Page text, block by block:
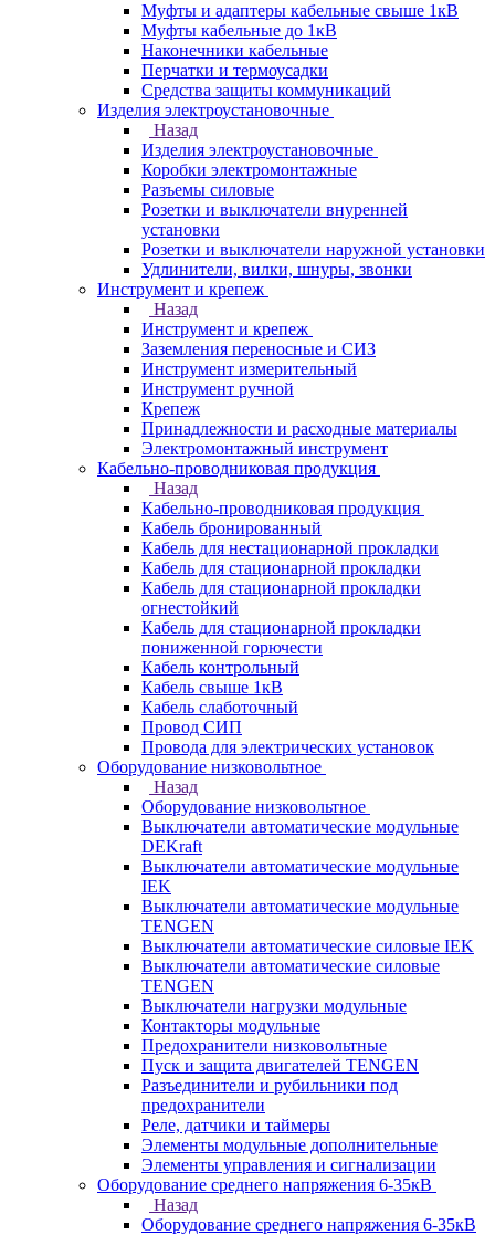
Муфты и адаптеры кабельные свыше 1кВ
Муфты кабельные до 1кВ
Наконечники кабельные
Перчатки и термоусадки
Средства защиты коммуникаций
Изделия электроустановочные
Назад
Изделия электроустановочные
Коробки электромонтажные
Разъемы силовые
Розетки и выключатели внуренней
установки
Розетки и выключатели наружной установки
Удлинители, вилки, шнуры, звонки
Инструмент и крепеж
Назад
Инструмент и крепеж
Заземления переносные и СИЗ
Инструмент измерительный
Инструмент ручной
Крепеж
Принадлежности и расходные материалы
Электромонтажный инструмент
Кабельно-проводниковая продукция
Назад
Кабельно-проводниковая продукция
Кабель бронированный
Кабель для нестационарной прокладки
Кабель для стационарной прокладки
Кабель для стационарной прокладки
огнестойкий
Кабель для стационарной прокладки
пониженной горючести
Кабель контрольный
Кабель свыше 1кВ
Кабель слаботочный
Провод СИП
Провода для электрических установок
Оборудование низковольтное
Назад
Оборудование низковольтное
Выключатели автоматические модульные
DEKraft
Выключатели автоматические модульные
IEK
Выключатели автоматические модульные
TENGEN
Выключатели автоматические силовые IEK
Выключатели автоматические силовые
TENGEN
Выключатели нагрузки модульные
Контакторы модульные
Предохранители низковольтные
Пуск и защита двигателей TENGEN
Разъединители и рубильники под
предохранители
Реле, датчики и таймеры
Элементы модульные дополнительные
Элементы управления и сигнализации
Оборудование среднего напряжения 6-35кВ
Назад
Оборудование среднего напряжения 6-35кВ